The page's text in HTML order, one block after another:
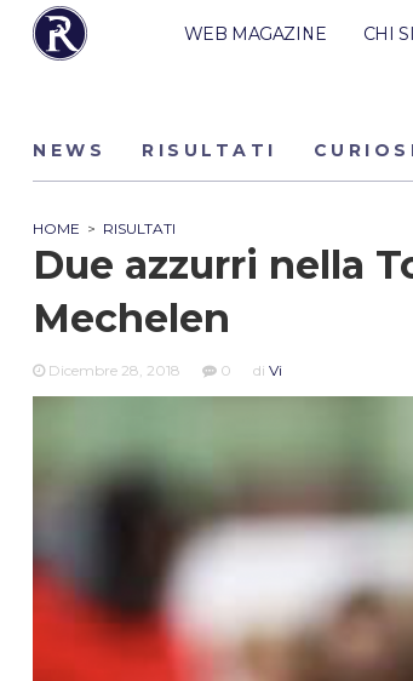
WEB MAGAZINE CHI
NEWS RISULTATI
HOME > RISULTATI
Due azzurri nella
Mechelen
Dicembre 28, 2018 0 di Vi